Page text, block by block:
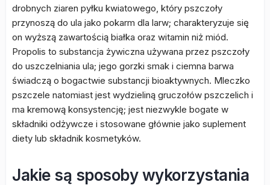
drobnych ziaren pyłku kwiatowego, który pszczoły
przynoszą do ula jako pokarm dla larw; charakteryzuje się
on wyższą zawartością białka oraz witamin niż miód.
Propolis to substancja żywiczna używana przez pszczoły
do uszczelniania ula; jego gorzki smak i ciemna barwa
świadczą o bogactwie substancji bioaktywnych. Mleczko
pszczele natomiast jest wydzieliną gruczołów pszczelich i
ma kremową konsystencję; jest niezwykle bogate w
składniki odżywcze i stosowane głównie jako suplement
diety lub składnik kosmetyków.
Jakie są sposoby wykorzystania